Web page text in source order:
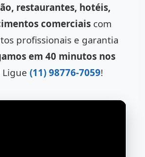
restaurantes, hotéis,
comerciais com
profissionais e garantia
em 40 minutos nos
Ligue (11) 98776-7059!